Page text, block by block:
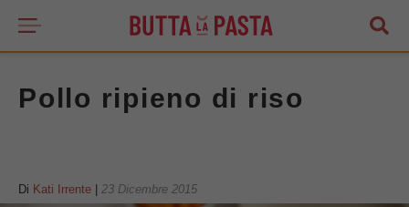
Pollo ripieno di riso
Di Kati Irrente 23 Dicembre 2015